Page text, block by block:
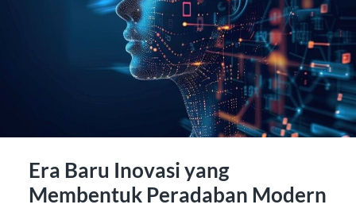
Era Baru Inovasi yang
Membentuk Peradaban Modern